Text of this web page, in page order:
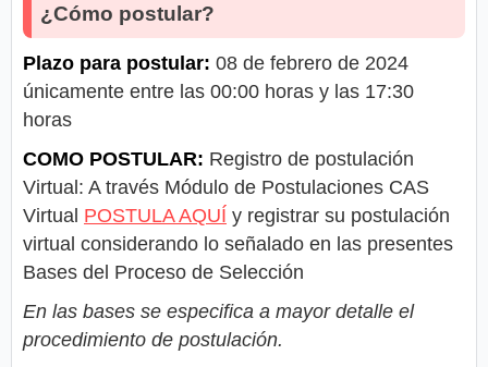
¿Cómo postular?
Plazo para postular: 08 de febrero de 2024
únicamente entre las 00:00 horas y las 17:30
horas
COMO POSTULAR: Registro de postulación
Virtual: A través Módulo de Postulaciones CAS
Virtual POSTULA AQUÍ y registrar su postulación
virtual considerando lo señalado en las presentes
Bases del Proceso de Selección
En las bases se especifica a mayor detalle el
procedimiento de postulación.